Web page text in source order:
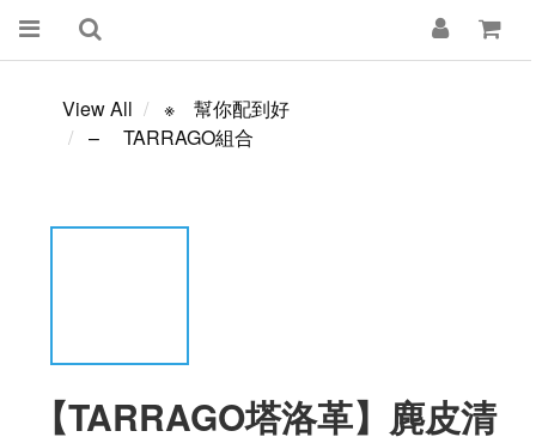
View All
※ 幫你配到好
– TARRAGO組合
【TARRAGO塔洛革】麂皮清